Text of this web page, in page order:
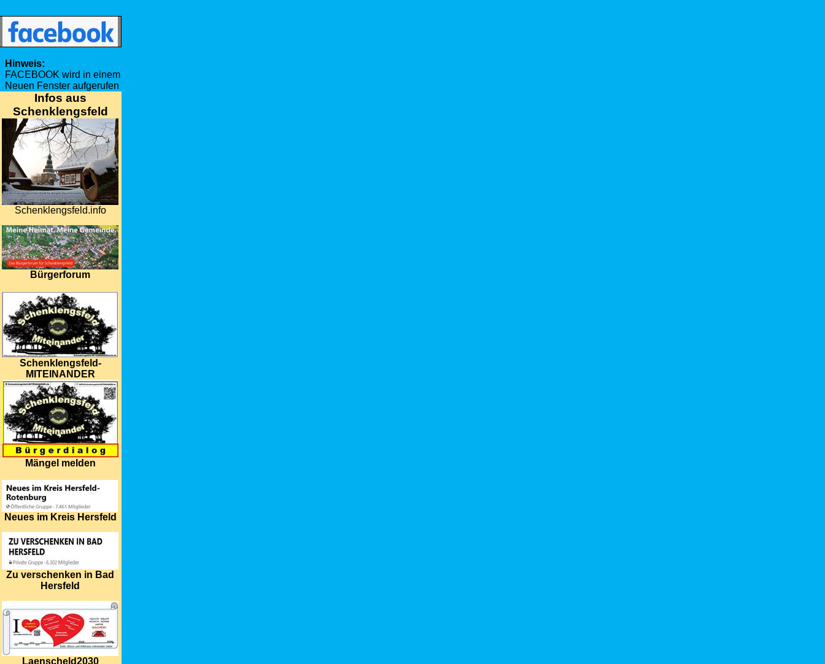
Hinweis:
FACEBOOK wird in einem
Neuen Fenster aufgerufen
Infos aus
Schenklengsfeld
Schenklengsfeld.info
Bürgerforum
Schenklengsfeld-
MITEINANDER
Mängel melden
Neues im Kreis Hersfeld
Zu verschenken in Bad
Hersfeld
Laenscheld2030